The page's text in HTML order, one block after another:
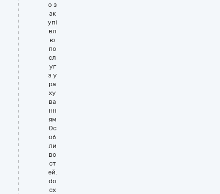
о з
ак
упі
вл
ю
по
сл
уг
з у
ра
ху
ва
нн
ям
Ос
об
ли
во
ст
ей.
do
cx